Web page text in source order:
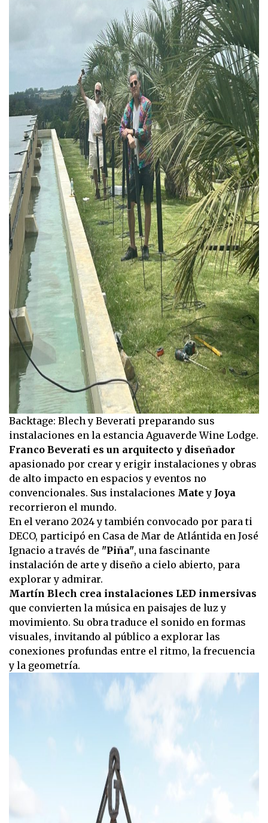
Backtage: Blech y Beverati preparando sus
instalaciones en la estancia Aguaverde Wine Lodge.
Franco Beverati es un arquitecto y diseñador
apasionado por crear y erigir instalaciones y obras
de alto impacto en espacios y eventos no
convencionales. Sus instalaciones Matey Joya
recorrieron el mundo.
En el verano 2024 y también convocado por para ti
DECO, participó en Casa de Mar de Atlántida en José
Ignacio a través de "Piña", una fascinante
instalación de arte y diseño a cielo abierto, para
explorar y admirar.
Martín Blech crea instalaciones LED inmersivas
que convierten la música en paisajes de luz y
movimiento. Su obra traduce el sonido en formas
visuales, invitando al público a explorar las
conexiones profundas entre el ritmo, la frecuencia
y la geometría.